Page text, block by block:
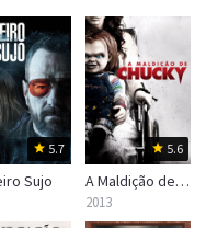
5.7
Sujo
5.6
A Maldição de Chucky
2013